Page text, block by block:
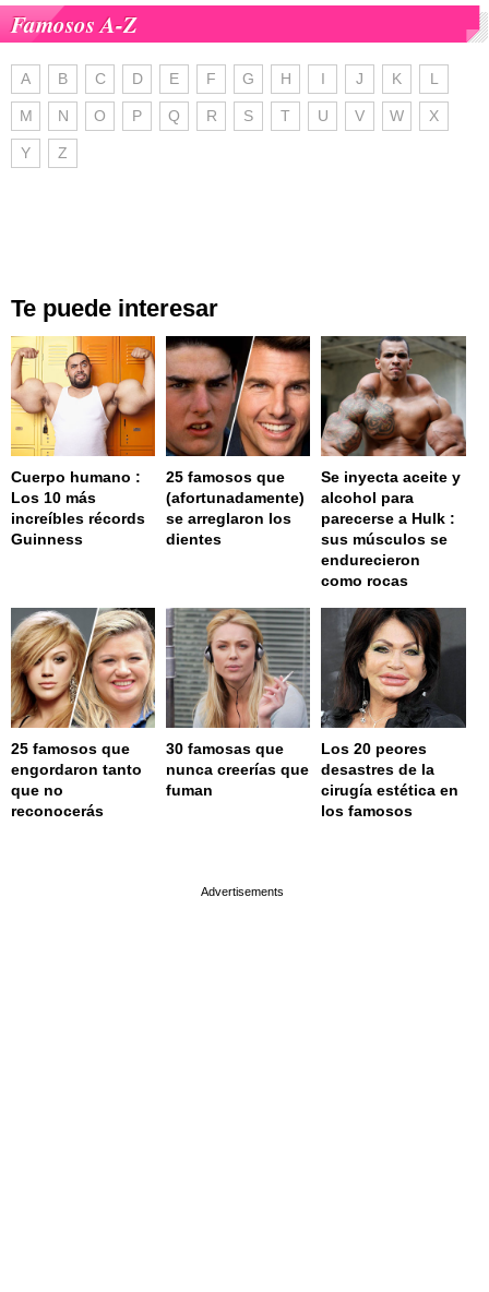
Famosos A-Z
A B C D E F G H I J K L
M N O P Q R S T U V W X
Y Z
Te puede interesar
Cuerpo humano :
Los 10 más
increíbles récords
Guinness
25 famosos que
(afortunadamente)
se arreglaron los
dientes
Se inyecta aceite y
alcohol para
parecerse a Hulk :
sus músculos se
endurecieron
como rocas
25 famosos que
engordaron tanto
que no
reconocerás
30 famosas que
nunca creerías que
fuman
Los 20 peores
desastres de la
cirugía estética en
los famosos